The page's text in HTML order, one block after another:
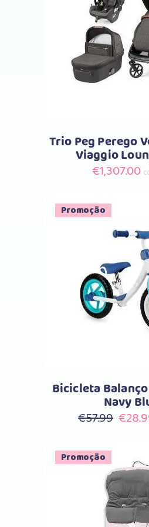
Trio Peg Perego
Viaggio
€1,307.00
Promoção
Bicicleta
Navy
€57.99 O
era:
€
Promoção